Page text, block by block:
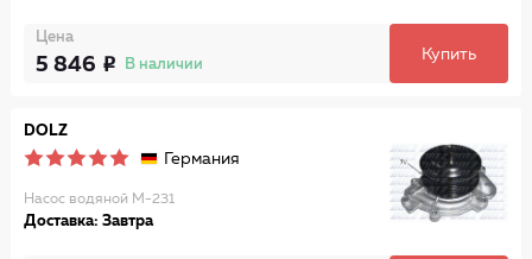
Цена
5 846 В наличии
Купить
DOLZ
Германия
Насос водяной M-231
Доставка: Завтра